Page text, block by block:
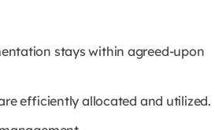
stays within agreed-upon
efficiently allocated and utilized.